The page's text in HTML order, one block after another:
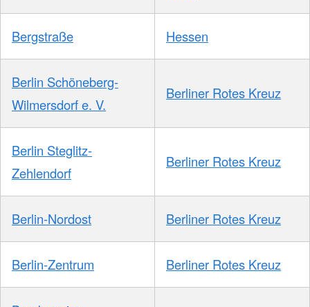
Bergstraße Hessen
Berlin Schöneberg-
Wilmersdorf e. V.
Berliner Rotes Kreuz
Berlin Steglitz-
Zehlendorf
Berliner Rotes Kreuz
Berlin-Nordost Berliner Rotes Kreuz
Berlin-Zentrum Berliner Rotes Kreuz